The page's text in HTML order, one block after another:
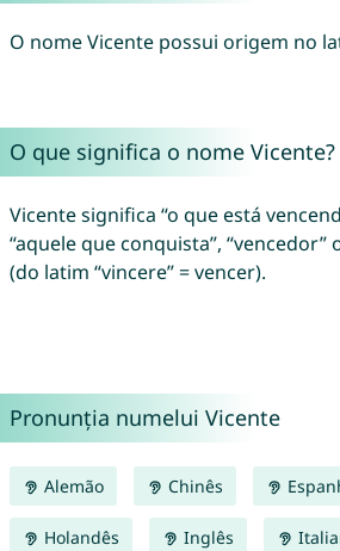
O nome Vicente possui origem no
O que significa o nome Vicente?
Vicente significa “o que está
“aquele que conquista”, “vencedor”
(do latim “vincere” = vencer).
Pronunția numelui Vicente
Alemão Chinês
Holandês Inglês